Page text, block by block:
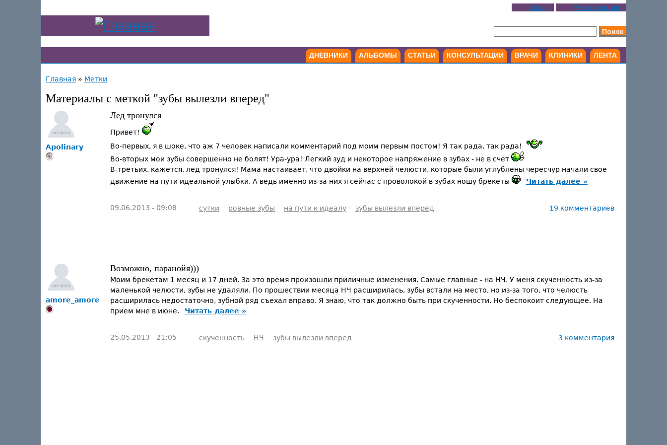
Вход Регистрация
ДНЕВНИКИ АЛЬБОМЫ СТАТЬИ КОНСУЛЬТАЦИИ ВРАЧИ КЛИНИКИ ЛЕНТА
Главная » Метки
Материалы с меткой "зубы вылезли вперед"
Apolinary
Лед тронулся
Привет!
Во-первых, я в шоке, что аж 7 человек написали комментарий под моим первым постом! Я так рада, так рада!
Во-вторых мои зубы совершенно не болят! Ура-ура! Легкий зуд и некоторое напряжение в зубах - не в счет
В-третьих, кажется, лед тронулся! Мама настаивает, что двойки на верхней челюсти, которые были углублены чересчур начали свое
движение на пути идеальной улыбки. А ведь именно из-за них я сейчас с проволокой в зубах ношу брекеты Читать далее »
09.06.2013 - 09:08 сутки ровные зубы на пути к идеалу зубы вылезли вперед 19 комментариев
amore_amore
Возможно, паранойя)))
Моим брекетам 1 месяц и 17 дней. За это время произошли приличные изменения. Самые главные - на НЧ. У меня скученность из-за
маленькой челюсти, зубы не удаляли. По прошествии месяца НЧ расширилась, зубы встали на место, но из-за того, что челюсть
расширилась недостаточно, зубной ряд съехал вправо. Я знаю, что так должно быть при скученности. Но беспокоит следующее. На
прием мне в июне.
Читать далее »
25.05.2013 - 21:05 скученность НЧ зубы вылезли вперед 3 комментария